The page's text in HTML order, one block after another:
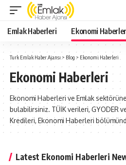
Emlak Haberleri Ekonomi
Turk Emlak Haber Ajansı > Blog > Ekonomi Haberleri
Ekonomi Haberleri
Ekonomi Haberleri ve Emlak
bulabilirsiniz. TÜİK verileri, GYODER
Kredileri, Ekonomi Haberleri
Latest Ekonomi Haberleri